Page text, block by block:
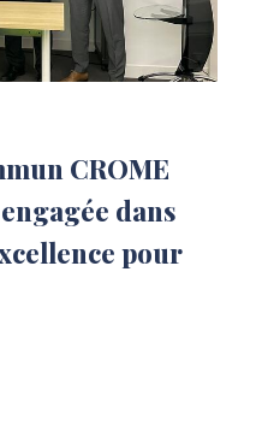
CROME
dans
pour